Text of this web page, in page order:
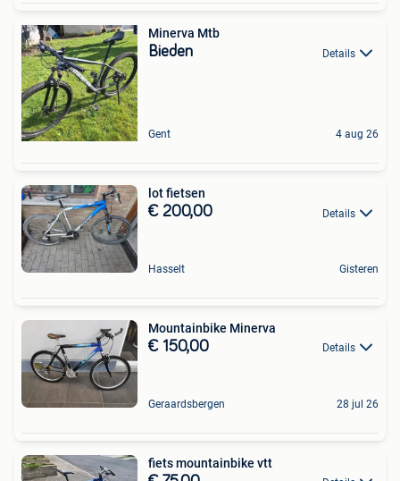
Minerva Mtb
Bieden Details
Gent 4 aug 26
lot fietsen
€ 200,00 Details
Hasselt Gisteren
Mountainbike Minerva
€ 150,00 Details
Geraardsbergen 28 jul 26
fiets mountainbike vtt